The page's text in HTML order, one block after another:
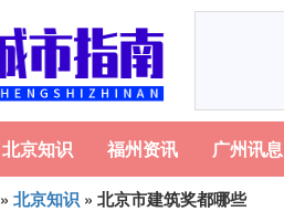
北京知识 福州资讯 广州讯息
» 北京知识 » 北京市建筑奖都哪些